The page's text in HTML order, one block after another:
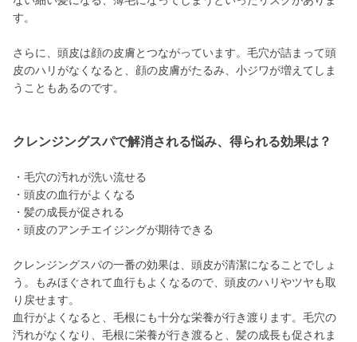
す。
さらに、頭皮は顔の皮膚とつながっています。毛穴が詰まって頭
皮のハリがなくなると、顔の皮膚がたるみ、小ジワが増えてしま
うこともあるのです。
クレンジングスパで解消される悩み、得られる効果は？
・毛穴の汚れが洗い流せる
・頭皮の血行がよくなる
・髪の成長が促される
・頭皮のアンチエイジングが期待できる
クレンジングスパの一番の効果は、頭皮が清潔になることでしょ
う。もみほぐされて血行もよくなるので、頭皮のハリやツヤも取
り戻せます。
血行がよくなると、毛根にも十分な栄養が行き渡ります。毛穴の
汚れがなくなり、毛根に栄養が行き渡ると、髪の成長も促されま